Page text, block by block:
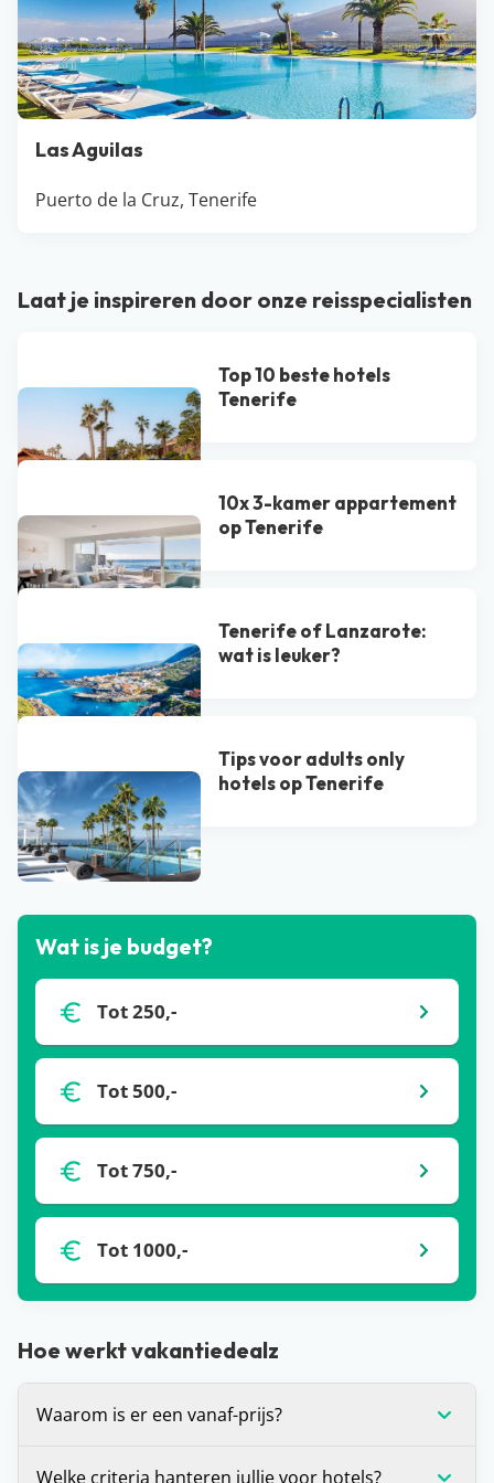
Las Aguilas
Puerto de la Cruz, Tenerife
Laat je inspireren door onze reisspecialisten
Top 10 beste hotels
Tenerife
10x 3-kamer appartement
op Tenerife
Tenerife of Lanzarote:
wat is leuker?
Tips voor adults only
hotels op Tenerife
Bekijk alle blogs
Wat is je budget?
Tot 250,-
Tot 500,-
Tot 750,-
Tot 1000,-
Hoe werkt vakantiedealz
Waarom is er een vanaf-prijs?
Welke criteria hanteren jullie voor hotels?